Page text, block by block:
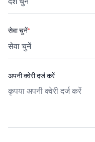
सेवा चुनें*
अपनी क्वेरी दर्ज करें